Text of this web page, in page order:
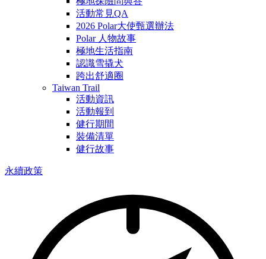
活動常見QA
2026 Polar大使甄選辦法
Polar 人物故事
極地生活指南
認識雪撬犬
跨出舒適圈
Taiwan Trail
活動資訊
活動報到
健行期間
裝備清單
健行故事
永續政策